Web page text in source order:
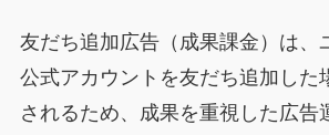
友だち追加広告（成果課金）は、
公式アカウントを友だち追加した
されるため、成果を重視した広告